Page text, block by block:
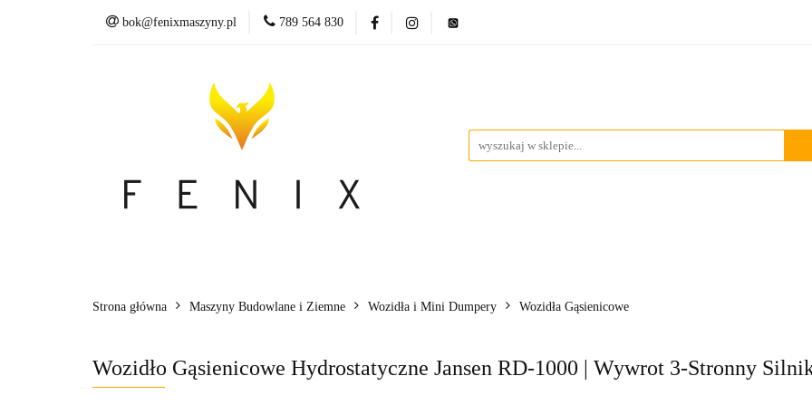
bok@fenixmaszyny.pl 789 564 830
Strona główna Maszyny Budowlane i Ziemne Wozidła i Mini Dumpery Wozidła Gąsienicowe
Wozidło Gąsienicowe Hydrostatyczne Jansen RD-1000 | Wywrot 3-Stronny